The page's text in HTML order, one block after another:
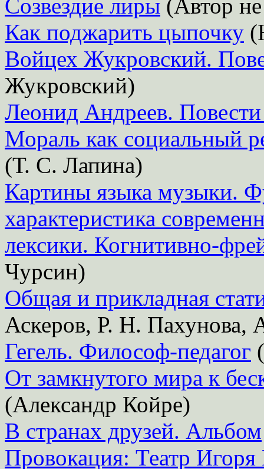
Созвездие лиры (Автор
Как поджарить цыпочку
Войцех Жукровский.
Жукровский)
Леонид Андреев. Повести
Мораль как социальный
(Т. С. Лапина)
Картины языка музыки.
характеристика
лексики. Когнитивно-
Чурсин)
Общая и прикладная
Аскеров, Р. Н. Пахунова,
Гегель. Философ-педагог
От замкнутого мира к
(Александр Койре)
В странах друзей. Альбом
Провокация: Театр Игоря